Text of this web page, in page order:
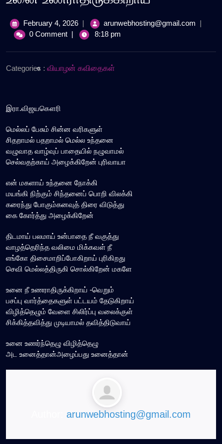
February 4, 2026February
4,
| arunwebhosting@gmail.comஉனை
|
0 Comment | 8:18 pm
Categories : வியாழன் கவிதைகள்
இரா.விஜயகௌரி
மெல்லப் பேசும் சின்ன வரிகளுள்
சிதறாமல் பதறாமல் மெல்ல உந்தனை
வழுவாத வாழ்வுப் பாதையில் நழுவாமல்
செல்வதற்காய் அழைக்கிறேன் புரிவாயா
என் மகளாய் உந்தனை நோக்கி
மயங்கி நிற்கும் சிந்தனைப் பொறி விலக்கி
கரைந்து போகும்கனவுத் திரை விடுத்து
கை கோர்த்து அழைக்கிறேன்
திடமாய் பலமாய் உன்பாதை நீ வகுத்து
வாழத்தெரிந்த வலிமை மிக்கவள் நீ
எங்கோ திசைமாறிப்போகிறாய் புரிகிறது
செவி மெல்லத்திருகி சொல்கிறேன் மகளே
உனை நீ உணராதிருக்கிறாய் -வெறும்
பசப்பு வார்த்தைகளுள் பட்டயம் தேடுகிறாய்
விழித்தெழும் வேளை சிலிர்ப்பு வலைக்குள்
சிக்கித்தவித்து முடியாமல் தவித்திடுவாய்
உனை உணர்ந்தெழு விழித்தெழு
அட உனைத்தான்அழைப்பது உனைத்தான்
arunwebhosting@gmail.com